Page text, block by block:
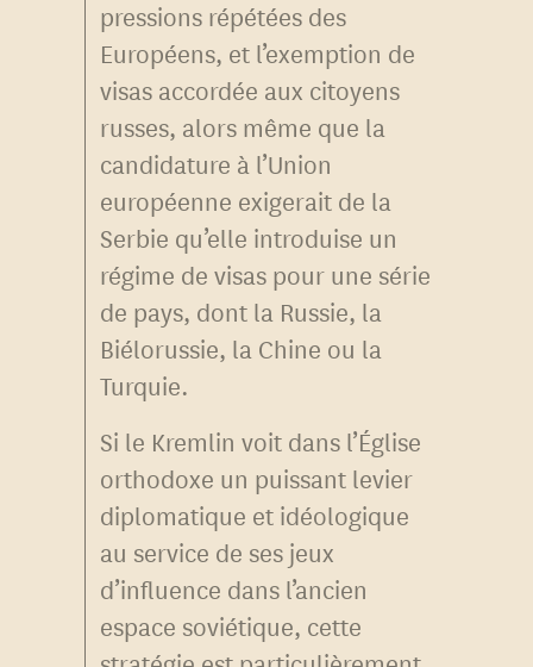
pressions répétées des
Européens, et l’exemption de
visas accordée aux citoyens
russes, alors même que la
candidature à l’Union
européenne exigerait de la
Serbie qu’elle introduise un
régime de visas pour une série
de pays, dont la Russie, la
Biélorussie, la Chine ou la
Turquie.
Si le Kremlin voit dans l’Église
orthodoxe un puissant levier
diplomatique et idéologique
au service de ses jeux
d’influence dans l’ancien
espace soviétique, cette